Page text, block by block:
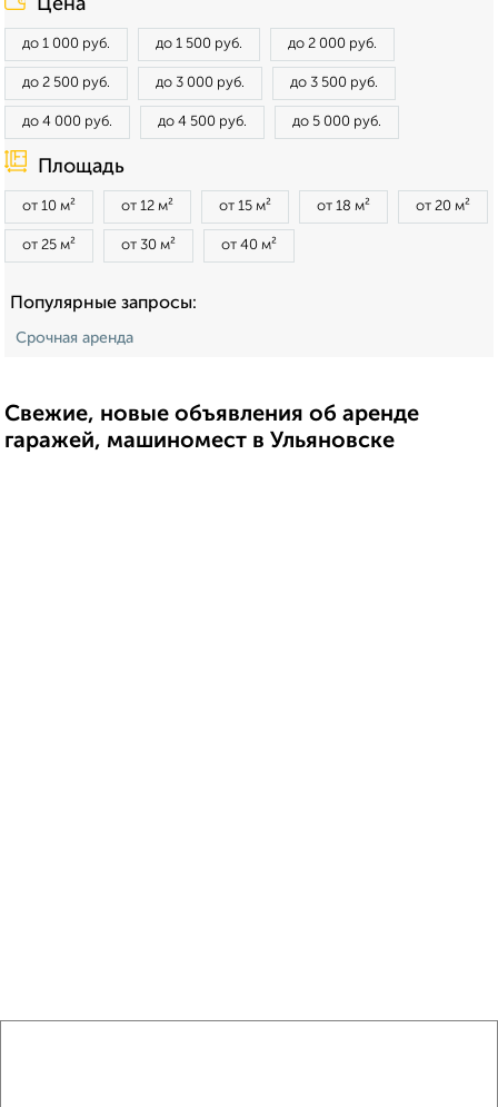
Цена
до 1 000 руб. до 1 500 руб. до 2 000 руб.
до 2 500 руб. до 3 000 руб. до 3 500 руб.
до 4 000 руб. до 4 500 руб. до 5 000 руб.
Площадь
от 10 м² от 12 м² от 15 м² от 18 м² от 20 м²
от 25 м² от 30 м² от 40 м²
Популярные запросы:
Срочная аренда
Свежие, новые объявления об аренде
гаражей, машиномест в Ульяновске